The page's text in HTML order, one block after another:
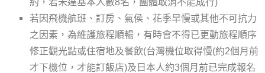
若因飛機航班、訂房、氣侯、花季早慢或其他不可抗力
之因素，為維護旅程順暢，有時會不得已更動旅程順序
修正觀光點或住宿地及餐飲(台灣機位取得慢(約2個月前
才下機位，才能訂飯店)及日本人約3個月前已完成報名